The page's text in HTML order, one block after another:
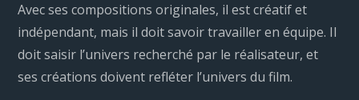
Avec ses compositions originales, il est créatif et
indépendant, mais il doit savoir travailler en équipe. Il
doit saisir l’univers recherché par le réalisateur, et
ses créations doivent refléter l’univers du film.